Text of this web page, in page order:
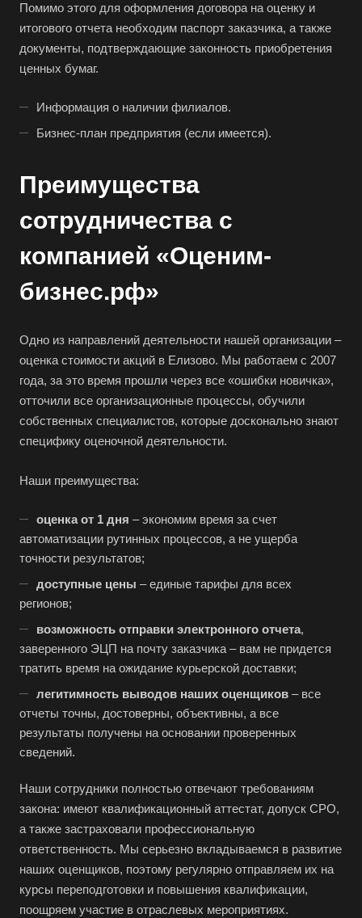
Помимо этого для оформления договора на оценку и
итогового отчета необходим паспорт заказчика, а также
документы, подтверждающие законность приобретения
ценных бумаг.
Информация о наличии филиалов.
Бизнес-план предприятия (если имеется).
Преимущества
сотрудничества с
компанией «Оценим-
бизнес.рф»
Одно из направлений деятельности нашей организации –
оценка стоимости акций в Елизово. Мы работаем с 2007
года, за это время прошли через все «ошибки новичка»,
отточили все организационные процессы, обучили
собственных специалистов, которые досконально знают
специфику оценочной деятельности.
Наши преимущества:
оценка от 1 дня – экономим время за счет
автоматизации рутинных процессов, а не ущерба
точности результатов;
доступные цены – единые тарифы для всех
регионов;
возможность отправки электронного отчета,
заверенного ЭЦП на почту заказчика – вам не придется
тратить время на ожидание курьерской доставки;
легитимность выводов наших оценщиков – все
отчеты точны, достоверны, объективны, а все
результаты получены на основании проверенных
сведений.
Наши сотрудники полностью отвечают требованиям
закона: имеют квалификационный аттестат, допуск СРО,
а также застраховали профессиональную
ответственность. Мы серьезно вкладываемся в развитие
наших оценщиков, поэтому регулярно отправляем их на
курсы переподготовки и повышения квалификации,
поощряем участие в отраслевых мероприятиях.
Белая Калитва
Белгород
Белорецк
Белореченск
Белоярский
Бердск
Бийск
Бирск
Бирюч
Благовещенск
Благодарный
Боготол
Бор
Борзя
Борисоглебск
Бронницы
Брянск
Бугульма
Бугуруслан
Буй
Бутурлиновка
Валдай
Валуйки